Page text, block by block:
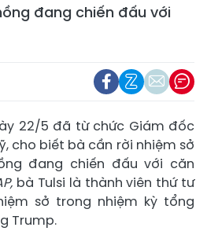
đang chiến đấu với
22/5 đã từ chức Giám đốc
cho biết bà cần rời nhiệm sở
đang chiến đấu với căn
bà Tulsi là thành viên thứ tư
sở trong nhiệm kỳ tổng
Trump.